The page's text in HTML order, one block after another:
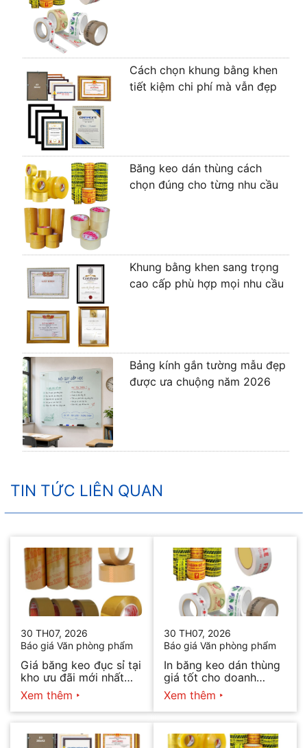
Cách chọn khung bằng khen
tiết kiệm chi phí mà vẫn đẹp
Băng keo dán thùng cách
chọn đúng cho từng nhu cầu
Khung bằng khen sang trọng
cao cấp phù hợp mọi nhu cầu
Bảng kính gắn tường mẫu đẹp
được ưa chuộng năm 2026
TIN TỨC LIÊN QUAN
30 TH07, 2026
Báo giá Văn phòng phẩm
Giá băng keo đục sỉ tại
kho ưu đãi mới nhất
2026
Xem thêm
30 TH07, 2026
Báo giá Văn phòng phẩm
In băng keo dán thùng
giá tốt cho doanh
nghiệp bán hàng
Xem thêm